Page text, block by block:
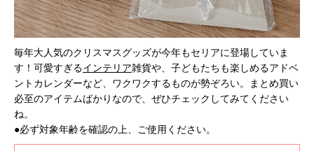
毎年大人気のクリスマスグッズが今年もセリアに登場していま
す！可愛すぎるインテリア雑貨や、子どもたちも楽しめるアドベ
ントカレンダーなど、ワクワクするものが勢ぞろい。まとめ買い
必至のアイテムばかりなので、ぜひチェックしてみてください
ね。
●必ず対象年齢を確認の上、ご使用ください。